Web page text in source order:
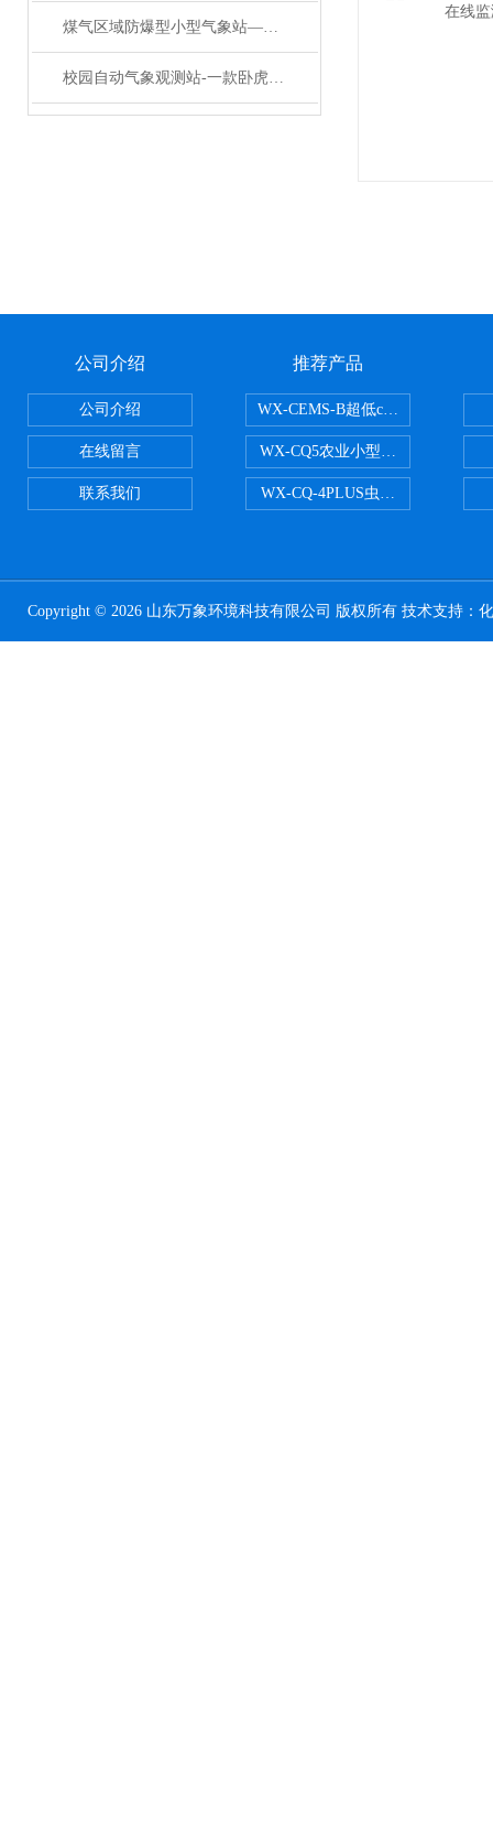
煤气区域防爆型小型气象站——一款这么好的防爆自动气象站2024行业标准
校园自动气象观测站-一款卧虎藏龙的校园无线气象站#2024已更新
公司介绍
公司介绍
在线留言
联系我们
推荐产品
WX-CEMS-B超低cems烟气监测系
WX-CQ5农业小型气象站
WX-CQ-4PLUS虫情测报灯
Copyright © 2026 山东万象环境科技有限公司 版权所有 技术支持：